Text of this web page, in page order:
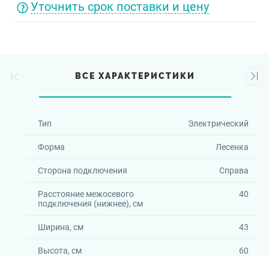
Уточнить срок поставки и цену
ВСЕ ХАРАКТЕРИСТИКИ
Тип Электрический
Форма Лесенка
Сторона подключения Справа
Расстояние межосевого
подключения (нижнее), см
40
Ширина, см 43
Высота, см 60